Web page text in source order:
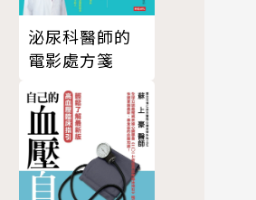
泌尿科醫師的
電影處方箋